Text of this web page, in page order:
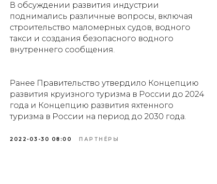
В обсуждении развития индустрии
поднимались различные вопросы, включая
строительство маломерных судов, водного
такси и создания безопасного водного
внутреннего сообщения.
Ранее Правительство утвердило Концепцию
развития круизного туризма в России до 2024
года и Концепцию развития яхтенного
туризма в России на период до 2030 года.
2022-03-30 08:00 ПАРТНЁРЫ